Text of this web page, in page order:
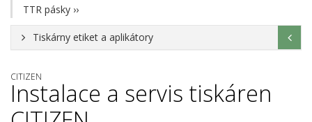
TTR pásky ››
Tiskárny etiket a aplikátory
CITIZEN
Instalace a servis tiskáren